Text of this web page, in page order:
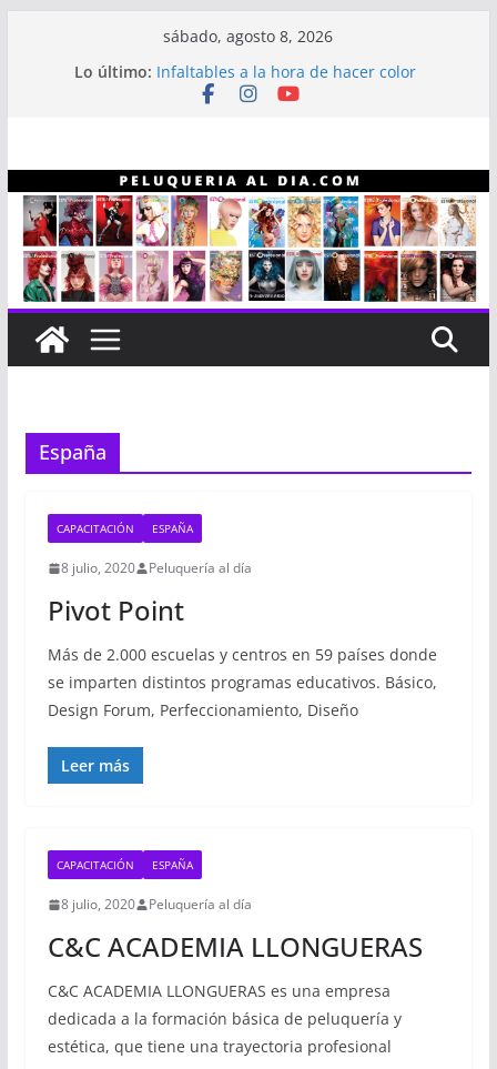
sábado, agosto 8, 2026
Lo último: Infaltables a la hora de hacer color
Línea capilar NEX
España
CAPACITACIÓN ESPAÑA
8 julio, 2020 Peluquería al día
Pivot Point
Más de 2.000 escuelas y centros en 59 países donde
se imparten distintos programas educativos. Básico,
Design Forum, Perfeccionamiento, Diseño
Leer más
CAPACITACIÓN ESPAÑA
8 julio, 2020 Peluquería al día
C&C ACADEMIA LLONGUERAS
C&C ACADEMIA LLONGUERAS es una empresa
dedicada a la formación básica de peluquería y
estética, que tiene una trayectoria profesional